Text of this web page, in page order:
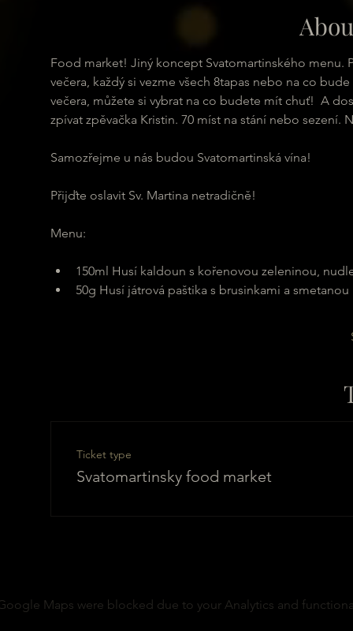
Food market! Jiný koncept Svatomartinského menu.
večera, každý si vezme všech 8tapas nebo na co
večera, můžete si vybrat na co budete mít chuť!  A
zpívat zpěvačka Kristin. 70 míst na stání nebo sezení.
Samozřejme u nás budou Svatomartinská vína!
Přijďte oslavit Sv. Martina netradičně!
Menu:
150ml Husí kaldoun s kořenovou zeleninou,
50g Husí játrová paštika s brusinkami a
Ticket type
Svatomartinsky food market
Maps were blocked due to your Analytics and